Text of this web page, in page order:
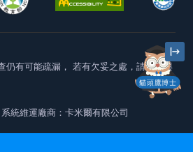
貓頭鷹博士
仍有可能疏漏， 若有欠妥之處，請隨時與
系統維運廠商：卡米爾有限公司